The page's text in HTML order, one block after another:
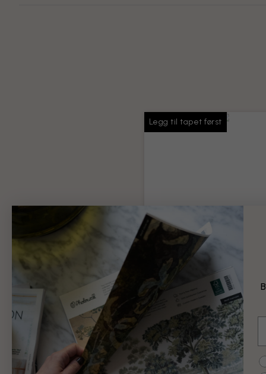
Legg til tapet først
Tapetlim
Nok lim til hele bestillingen
99 kr
Legg til